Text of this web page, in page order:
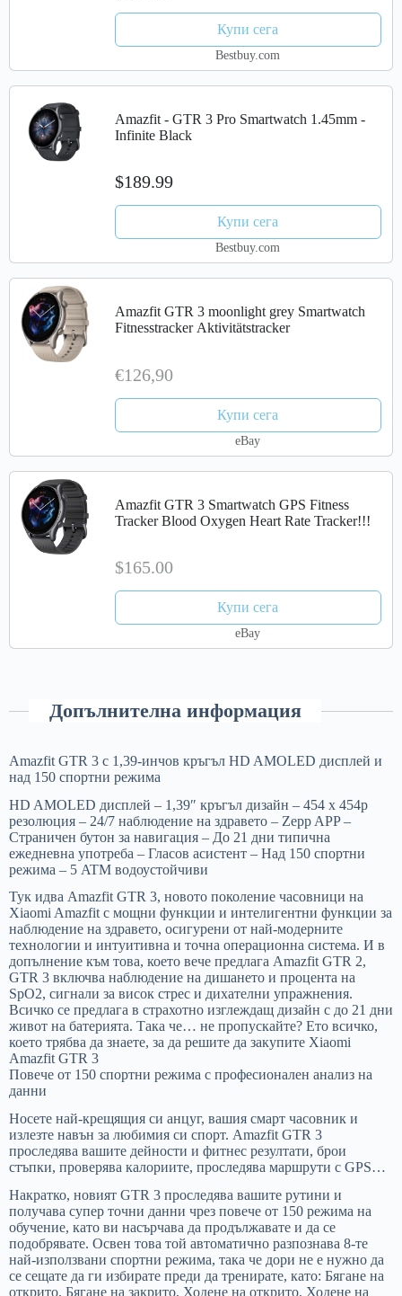
Купи сега
Bestbuy.com
Amazfit - GTR 3 Pro Smartwatch 1.45mm -
Infinite Black
$189.99
Купи сега
Bestbuy.com
Amazfit GTR 3 moonlight grey Smartwatch
Fitnesstracker Aktivitätstracker
€126,90
Купи сега
eBay
Amazfit GTR 3 Smartwatch GPS Fitness
Tracker Blood Oxygen Heart Rate Tracker!!!
$165.00
Купи сега
eBay
Допълнителна информация
Amazfit GTR 3 с 1,39-инчов кръгъл HD AMOLED дисплей и
над 150 спортни режима
HD AMOLED дисплей – 1,39″ кръгъл дизайн – 454 x 454p
резолюция – 24/7 наблюдение на здравето – Zepp APP –
Страничен бутон за навигация – До 21 дни типична
ежедневна употреба – Гласов асистент – Над 150 спортни
режима – 5 ATM водоустойчиви
Тук идва Amazfit GTR 3, новото поколение часовници на
Xiaomi Amazfit с мощни функции и интелигентни функции за
наблюдение на здравето, осигурени от най-модерните
технологии и интуитивна и точна операционна система. И в
допълнение към това, което вече предлага Amazfit GTR 2,
GTR 3 включва наблюдение на дишането и процента на
SpO2, сигнали за висок стрес и дихателни упражнения.
Всичко се предлага в страхотно изглеждащ дизайн с до 21 дни
живот на батерията. Така че… не пропускайте? Ето всичко,
което трябва да знаете, за да решите да закупите Xiaomi
Amazfit GTR 3
Повече от 150 спортни режима с професионален анализ на
данни
Носете най-крещящия си анцуг, вашия смарт часовник и
излезте навън за любимия си спорт. Amazfit GTR 3
проследява вашите дейности и фитнес резултати, брои
стъпки, проверява калориите, проследява маршрути с GPS…
Накратко, новият GTR 3 проследява вашите рутини и
получава супер точни данни чрез повече от 150 режима на
обучение, като ви насърчава да продължавате и да се
подобрявате. Освен това той автоматично разпознава 8-те
най-използвани спортни режима, така че дори не е нужно да
се сещате да ги избирате преди да тренирате, като: Бягане на
открито, Бягане на закрито, Ходене на открито, Ходене на